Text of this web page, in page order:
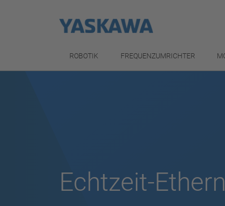
ROBOTIK FREQUENZUMRICHTER
Echtzeit-